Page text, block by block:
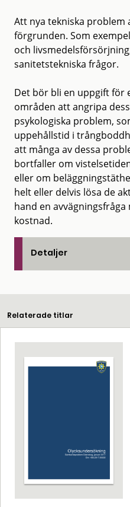
Att nya tekniska problem
förgrunden. Som
och
sanitetstekniska frågor.
Det bör bli en uppgift för
områden att angripa
psykologiska problem,
uppehållstid i
att många av dessa
bortfaller om
eller om
helt eller delvis lösa de
hand en
kostnad.
Detaljer
Relaterade titlar